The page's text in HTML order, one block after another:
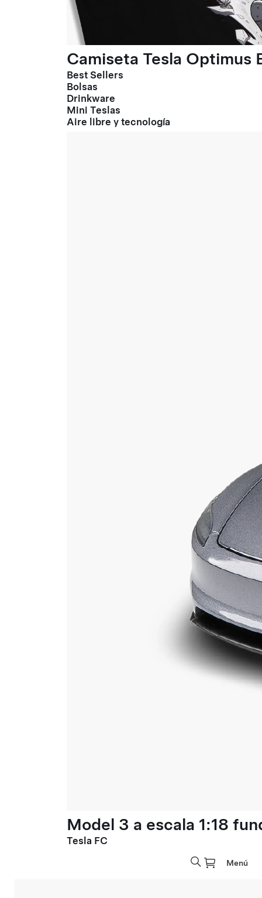
Camiseta Tesla Optimus
Best Sellers
Bolsas
Drinkware
Mini Teslas
Aire libre y tecnología
Model 3 a escala 1:18
Tesla FC
Menú